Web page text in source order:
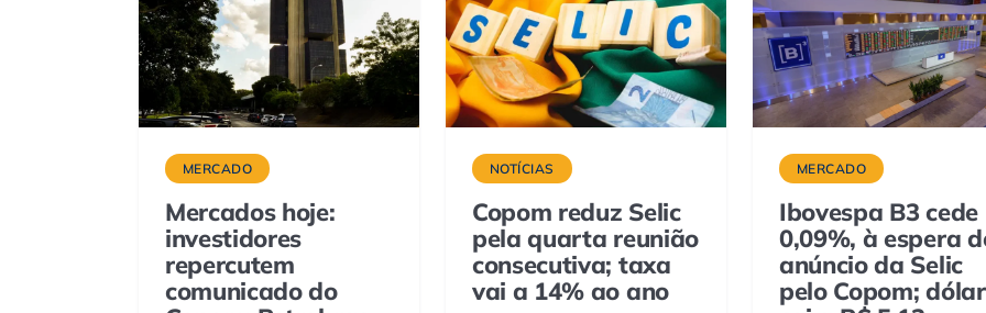
MERCADO
Mercados hoje:
investidores
repercutem
comunicado do
NOTÍCIAS
Copom reduz Selic
pela quarta reunião
consecutiva; taxa
vai a 14% ao ano
MERCADO
Ibovespa B3 cede
0,09%, à espera
anúncio da Selic
pelo Copom; dólar